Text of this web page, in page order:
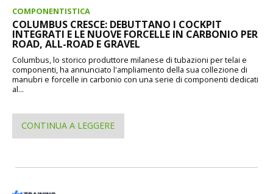
COMPONENTISTICA
COLUMBUS CRESCE: DEBUTTANO I COCKPIT
INTEGRATI E LE NUOVE FORCELLE IN CARBONIO PER
ROAD, ALL-ROAD E GRAVEL
Columbus, lo storico produttore milanese di tubazioni per telai e
componenti, ha annunciato l'ampliamento della sua collezione di
manubri e forcelle in carbonio con una serie di componenti dedicati
al...
CONTINUA A LEGGERE